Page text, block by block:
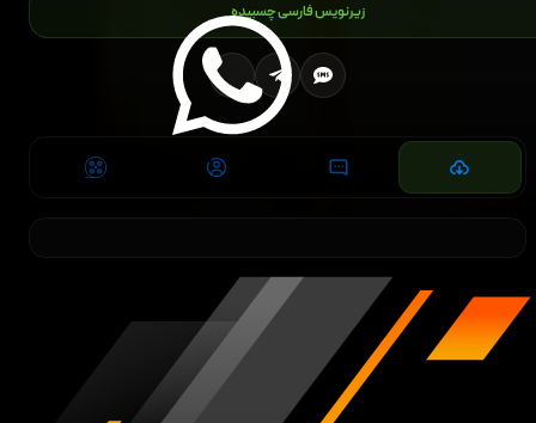
زیرنویس فارسی چسبیده